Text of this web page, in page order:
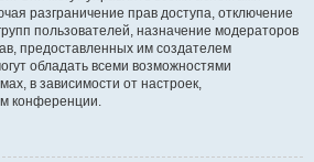
разграничение прав доступа, отключение
пользователей, назначение модераторов
предоставленных им создателем
обладать всеми возможностями
в зависимости от настроек,
конференции.